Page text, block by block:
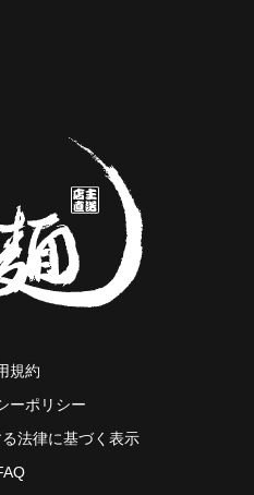
規約
ーポリシー
法律に基づく表示